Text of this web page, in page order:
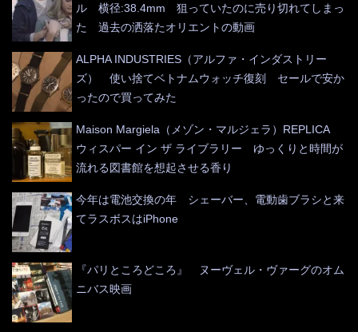
ル 横径:38.4mm 狙っていたのに売り切れてしまっ
た 過去の洒落たオリエントの動画
ALPHA INDUSTRIES（アルファ・インダストリー
ズ） 使い捨てベトナムウォッチ復刻 セールで安か
ったので買ってみた
Maison Margiela（メゾン・マルジェラ）REPLICA
ウィスパー イン ザ ライブラリー ゆっくりと時間が
流れる図書館を想起させる香り
今年は電池交換の年 シェーバー、電動歯ブラシと来
てラスボスはiPhone
『パリところどころ』 ヌーヴェル・ヴァーグのオム
ニバス映画